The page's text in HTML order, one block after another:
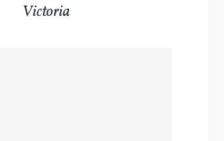
Victoria